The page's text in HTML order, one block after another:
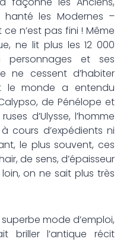
hanté les Modernes –
n’est pas fini ! Même
ne lit plus les 12 000
et ses
ne cessent d’habiter
le monde a entendu
de Pénélope et
d’Ulysse, l’homme
cours d’expédients ni
le plus souvent, ces
de sens, d’épaisseur
on ne sait plus très
mode d’emploi,
briller l’antique récit